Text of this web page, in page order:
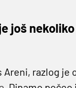
još
razlog je